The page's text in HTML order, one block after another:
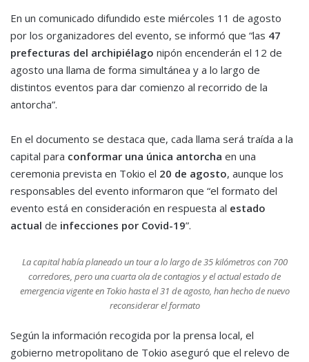
En un comunicado difundido este miércoles 11 de agosto
por los organizadores del evento, se informó que “las 47
prefecturas del archipiélago nipón encenderán el 12 de
agosto una llama de forma simultánea y a lo largo de
distintos eventos para dar comienzo al recorrido de la
antorcha”.
En el documento se destaca que, cada llama será traída a la
capital para conformar una única antorcha en una
ceremonia prevista en Tokio el 20 de agosto, aunque los
responsables del evento informaron que “el formato del
evento está en consideración en respuesta al estado
actual de infecciones por Covid-19”.
La capital había planeado un tour a lo largo de 35 kilómetros con 700
corredores, pero una cuarta ola de contagios y el actual estado de
emergencia vigente en Tokio hasta el 31 de agosto, han hecho de nuevo
reconsiderar el formato
Según la información recogida por la prensa local, el
gobierno metropolitano de Tokio aseguró que el relevo de